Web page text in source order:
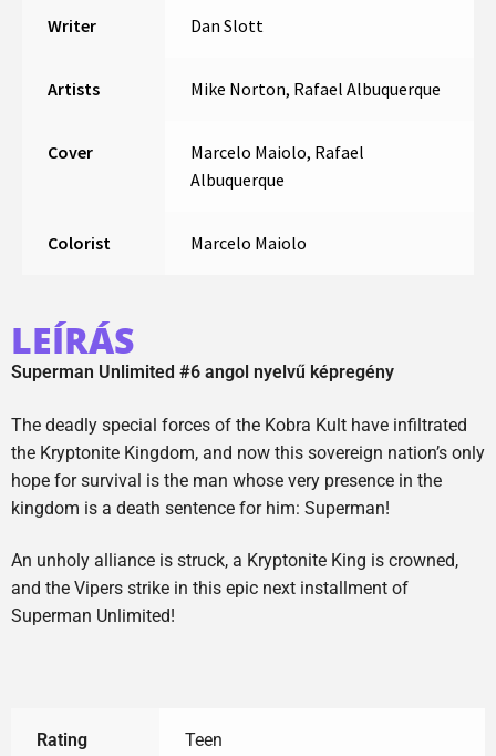
Writer Dan Slott
Artists Mike Norton, Rafael Albuquerque
Cover
Marcelo Maiolo, Rafael
Albuquerque
Colorist Marcelo Maiolo
LEÍRÁS
Superman Unlimited #6 angol nyelvű képregény
The deadly special forces of the Kobra Kult have infiltrated
the Kryptonite Kingdom, and now this sovereign nation’s only
hope for survival is the man whose very presence in the
kingdom is a death sentence for him: Superman!
An unholy alliance is struck, a Kryptonite King is crowned,
and the Vipers strike in this epic next installment of
Superman Unlimited!
Rating Teen